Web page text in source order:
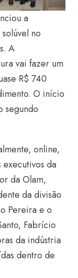
a
no
A
vai fazer um
R$ 740
O início
segundo
online,
da
da Olam,
da divisão
Pereira e o
Fabrício
da indústria
dentro de